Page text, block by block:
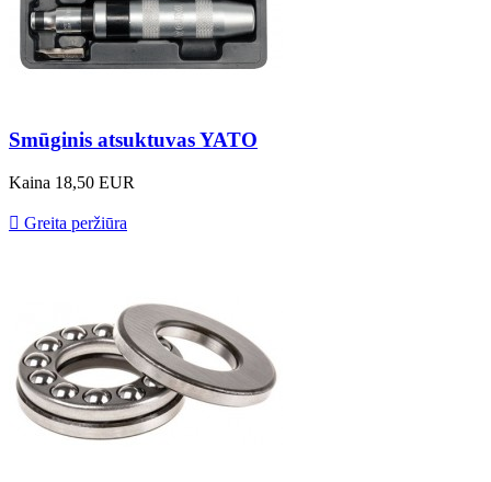
Smūginis atsuktuvas YATO
Kaina 18,50 EUR
 Greita peržiūra